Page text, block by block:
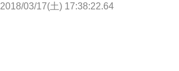
2018/03/17(土) 17:38:22.64